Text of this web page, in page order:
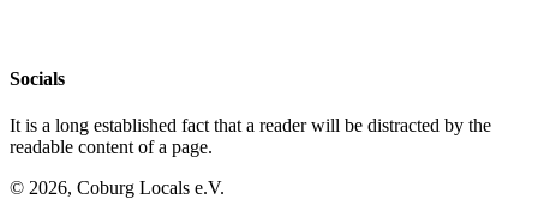
Socials
It is a long established fact that a reader will be distracted by the
readable content of a page.
© 2026, Coburg Locals e.V.